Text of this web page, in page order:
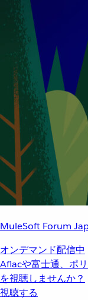
MuleSoft Forum
オンデマンド配信中
Aflacや富士通、ポ
を視聴しませんか？
視聴する